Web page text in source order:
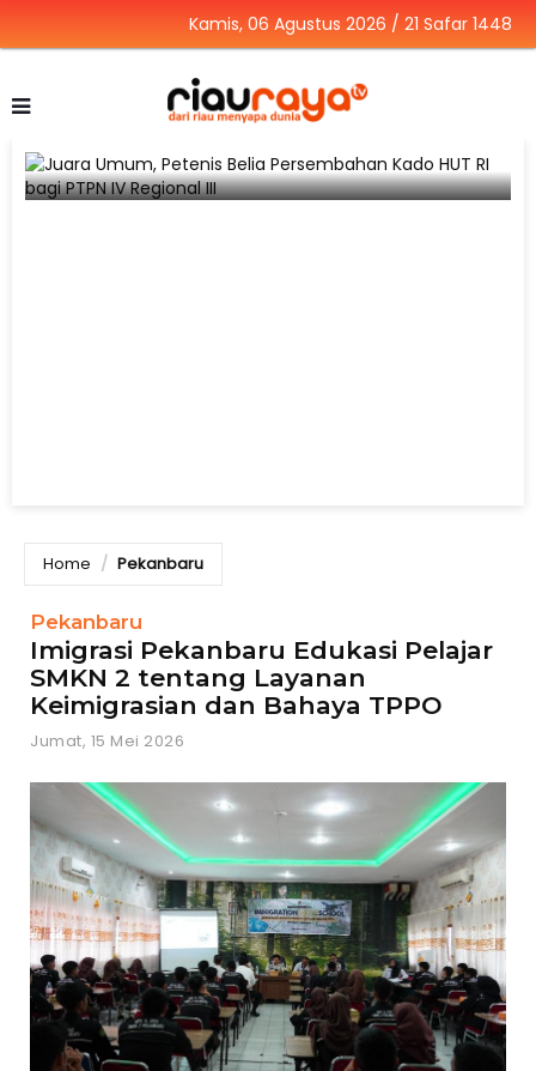
Kamis, 06 Agustus 2026 / 21 Safar 1448
Home Pekanbaru
Pekanbaru
Imigrasi Pekanbaru Edukasi Pelajar
SMKN 2 tentang Layanan
Keimigrasian dan Bahaya TPPO
Jumat, 15 Mei 2026